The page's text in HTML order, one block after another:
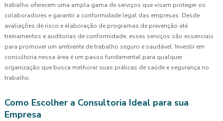
trabalho oferecem uma ampla gama de serviços que visam proteger os
colaboradores e garantir a conformidade legal das empresas. Desde
avaliações de risco e elaboração de programas de prevenção até
treinamentos e auditorias de conformidade, esses serviços são essenciais
para promover um ambiente de trabalho seguro e saudável. Investir em
consultoria nessa área é um passo fundamental para qualquer
organização que busca melhorar suas práticas de saúde e segurança no
trabalho.
Como Escolher a Consultoria Ideal para sua
Empresa